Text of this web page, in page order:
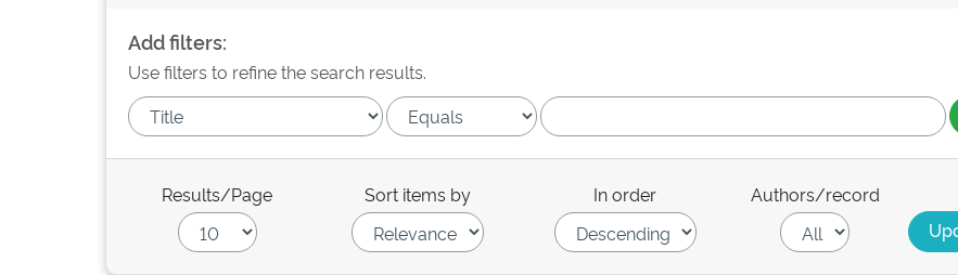
Add filters:
Use filters to refine the search results.
Results/Page Sort items by In order Authors/record